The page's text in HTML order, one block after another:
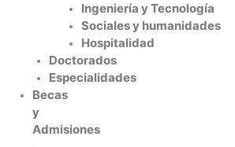
Ingeniería y Tecnología
Sociales y humanidades
Hospitalidad
Doctorados
Especialidades
Becas
y
Admisiones